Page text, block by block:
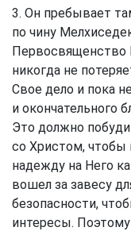
3. Он пребывает
по чину
Первосвященство
никогда не
Свое дело и пока
и окончательного
Это должно
со Христом,
надежду на Него
вошел за завесу
безопасности,
интересы.